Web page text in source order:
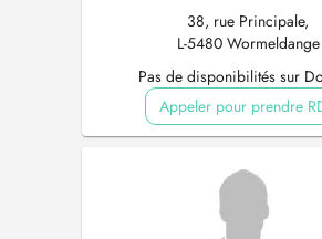
38, rue Principale,
L-5480 Wormeldange
Pas de disponibilités sur
Appeler pour prendre